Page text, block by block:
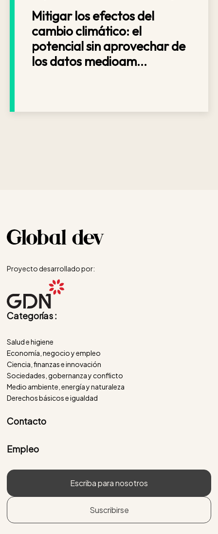
Mitigar los efectos del
cambio climático: el
potencial sin aprovechar de
los datos medioam...
Proyecto desarrollado por:
Categorías :
Salud e higiene
Economía, negocio y empleo
Ciencia, finanzas e innovación
Sociedades, gobernanza y conflicto
Medio ambiente, energía y naturaleza
Derechos básicos e igualdad
Contacto
Empleo
Escriba para nosotros
Suscribirse